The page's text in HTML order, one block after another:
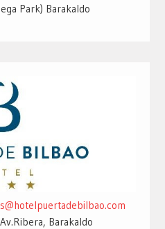
Park) Barakaldo
Barakaldo